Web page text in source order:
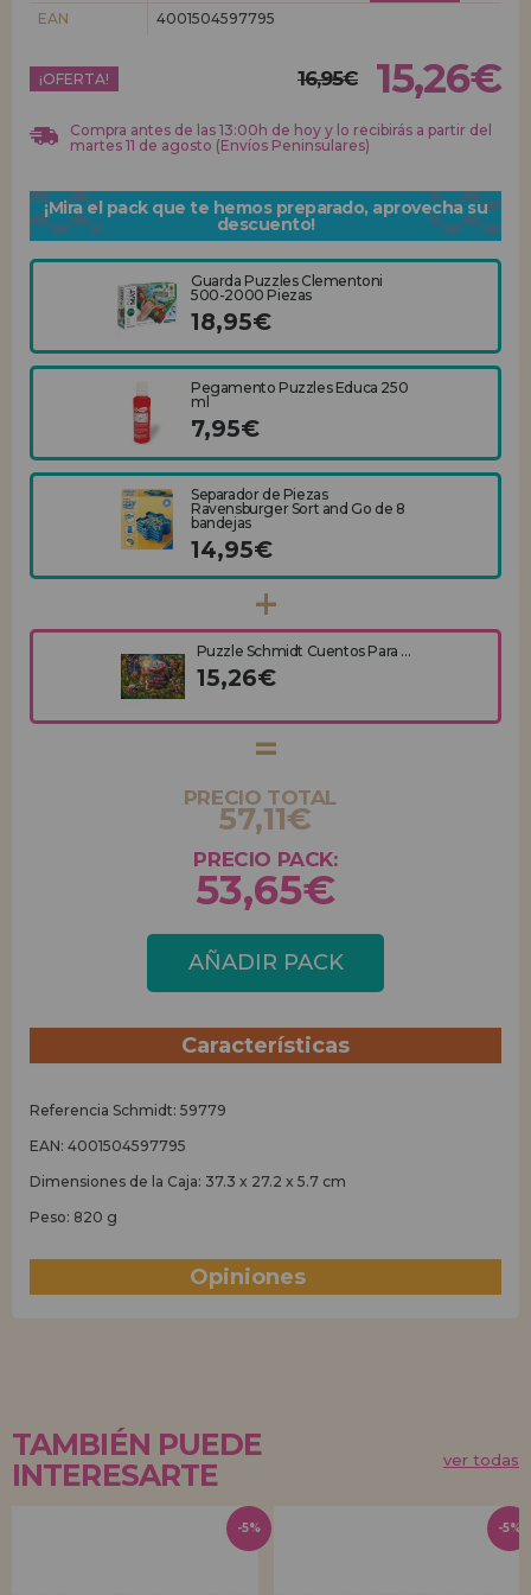
EAN
4001504597795
¡OFERTA! 16,95€ 15,26€
Compra antes de las 13:00h de hoy y lo recibirás a partir del
martes 11 de agosto (Envíos Peninsulares)
¡Mira el pack que te hemos preparado, aprovecha su
descuento!
Guarda Puzzles Clementoni
500-2000 Piezas
18,95€
Pegamento Puzzles Educa 250
ml
7,95€
Separador de Piezas
Ravensburger Sort and Go de 8
bandejas
14,95€
Puzzle Schmidt Cuentos Para ...
15,26€
PRECIO TOTAL
57,11€
PRECIO PACK:
53,65€
AÑADIR PACK
Características
Referencia Schmidt: 59779
EAN: 4001504597795
Dimensiones de la Caja: 37.3 x 27.2 x 5.7 cm
Peso: 820 g
Opiniones
TAMBIÉN PUEDE
INTERESARTE
ver todas
-5% -5%